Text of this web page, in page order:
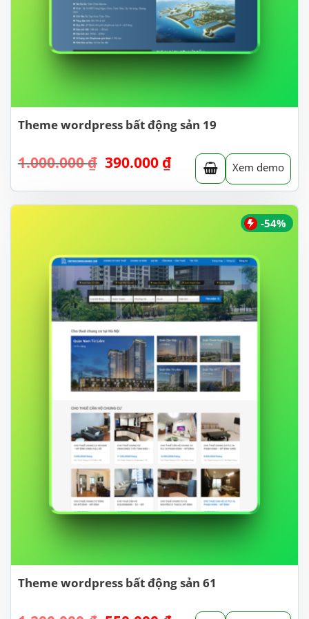
Theme wordpress bất động sản 19
1.000.000₫ Giá
là:
1.000.000 ₫.
390.000 ₫Giá
hiện
tại
là:
Xem demo
-54%
Theme wordpress bất động sản 61